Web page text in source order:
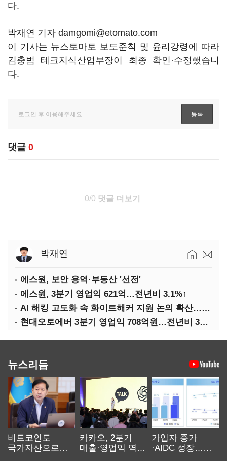
다.
박재연 기자 damgomi@etomato.com
이 기사는 뉴스토마토 보도준칙 및 윤리강령에 따라
김충범 테크지식산업부장이 최종 확인·수정했습니
다.
댓글 0
0/0 댓글 더보기
박재연
에스원, 보안 용역·부동산 '선전'
에스원, 3분기 영업익 621억…전년비 3.1%↑
AI 해킹 고도화 속 화이트해커 지원 논의 확산…'버그바운티' 재조명
현대오토에버 3분기 영업익 708억원…전년비 34.8%↑
뉴스리듬
비트코인도
국가자산으로…'
카카오, 2분기
매출·영업익 역대
가입자 증가
·AIDC 성장…